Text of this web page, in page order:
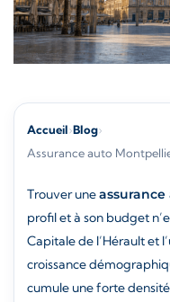
Accueil›Blog›
Assurance auto
Trouver une
profil et à son budget
Capitale de l’Hérault et
croissance
cumule une forte